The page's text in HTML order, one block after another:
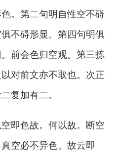
。第二句明自性空不碍
不碍形显。第四句明俱
前会色归空观。第三拣
对前文亦不取也。次正
复加有二。
即色故。何以故。断空
空必不异色。故云即